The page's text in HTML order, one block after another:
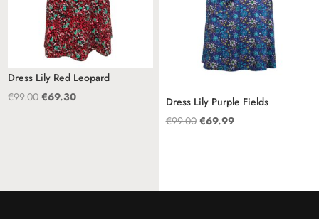
Dress Lily Red Leopard
€99.00 Oorspronkelijke
€69.30Huidige
Dress Lily Purple Fields
€99.00 Oorspronkelijke
€69.99Huidige